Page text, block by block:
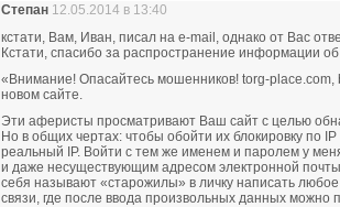
Степан 12.05.2014 в 13:40
кстати, Вам, Иван, писал на e-mail, однако от Вас
Кстати, спасибо за распространение информации
«Внимание! Опасайтесь мошенников! torg-place.com,
новом сайте.
Эти аферисты просматривают Ваш сайт с целью
Но в общих чертах: чтобы обойти их блокировку по
реальный IP. Войти с тем же именем и паролем у
и даже несуществующим адресом электронной
себя называют «старожилы» в личку написать
связи, где после ввода произвольных данных можно